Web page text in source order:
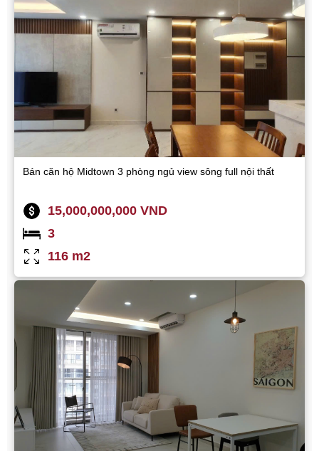
Bán căn hộ Midtown 3 phòng ngủ view sông full nội thất
15,000,000,000 VND
3
116 m2